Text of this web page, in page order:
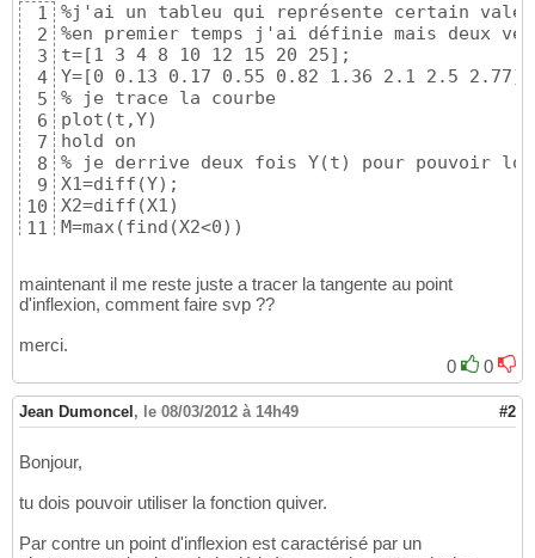
1
2
3
4
5
6
7
8
9
10
11
%j'ai un tableu qui représente certain
%en premier temps j'ai définie mais deux
t=[1 3 4 8 10 12 15 20 25];
Y=[0 0.13 0.17 0.55 0.82 1.36 2.1 2.5 2.77];
% je trace la courbe
plot(t,Y)
hold on
% je derrive deux fois Y(t) pour pouvoir
X1=diff(Y);
X2=diff(X1)
M=max(find(X2<0))
maintenant il me reste juste a tracer la tangente au point
d'inflexion, comment faire svp ??
merci.
0
0
Jean Dumoncel , le 08/03/2012 à 14h49 #2
Bonjour,
tu dois pouvoir utiliser la fonction quiver.
Par contre un point d'inflexion est caractérisé par un